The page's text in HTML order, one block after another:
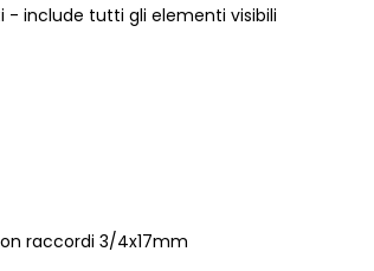
- include tutti gli elementi visibili
raccordi 3/4x17mm